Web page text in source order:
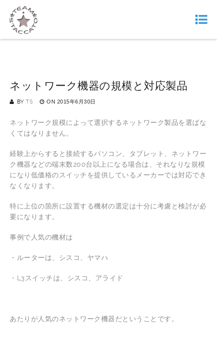
ネットワーク機器の規模と対応製品
BY TS ON 2015年6月30日
ネットワーク規模によって選択するネットワーク製品を選ばな
くてはなりません。
経験上からすると接続するパソコン、タブレット、ネットワー
ク機器などの端末数200台以上になる場合は、それなりな規模
になり低価格のスイッチを提供しているメーカーでは対応でき
なくなります。
特に上位の箇所に設置する機材の選定は十分に考慮と検討が必
要になります。
事例で人気の機材は
・ルーターは、シスコ、ヤマハ
・L3スイッチは、シスコ、アライド
あたりが人気のネットワーク機器だということです。